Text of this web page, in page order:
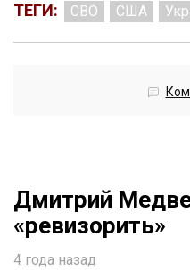
ТЕГИ: СВО США
Дмитрий
«ревизорить»
4 года назад